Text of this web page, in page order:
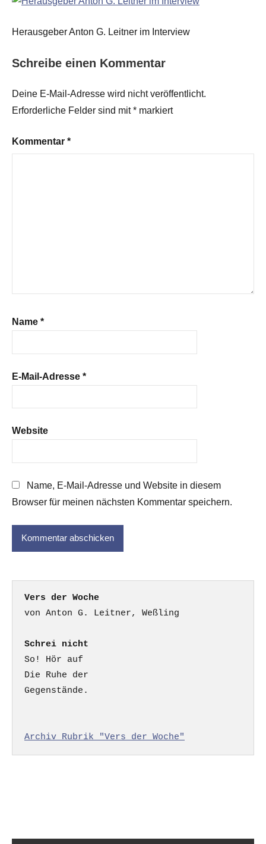
Herausgeber Anton G. Leitner im Interview
Schreibe einen Kommentar
Deine E-Mail-Adresse wird nicht veröffentlicht.
Erforderliche Felder sind mit* markiert
Kommentar *
Name *
E-Mail-Adresse *
Website
Name, E-Mail-Adresse und Website in diesem
Browser für meinen nächsten Kommentar speichern.
Vers der Woche
Schrei nicht
So! Hör auf
Die Ruhe der
Gegenstände.
Archiv Rubrik "Vers der Woche"